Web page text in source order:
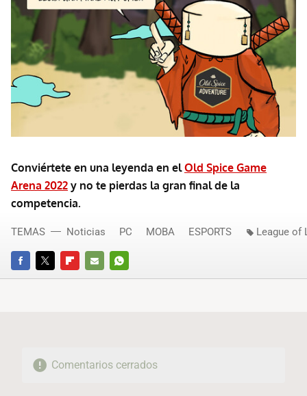
Conviértete en una leyenda en elOld Spice Game
Arena 2022 y no te pierdas la gran final de la
competencia.
FACEBOOKTWITTERFLIPBOARD
E-
WHATSAPP
TEMAS Noticias PC MOBA ESPORTS League of
Comentarios cerrados